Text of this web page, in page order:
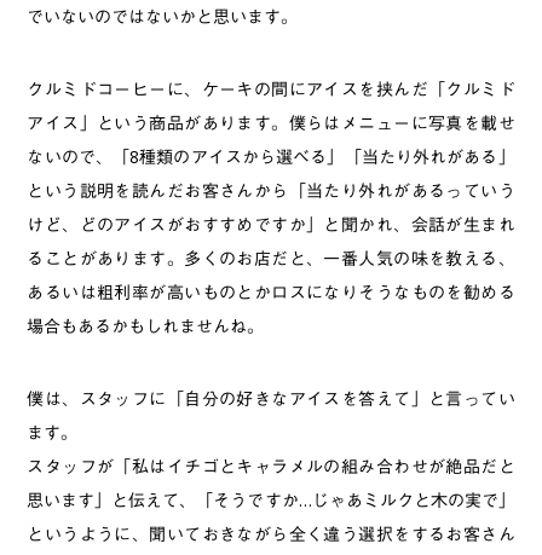
でいないのではないかと思います。
クルミドコーヒーに、ケーキの間にアイスを挟んだ「クルミド
アイス」という商品があります。僕らはメニューに写真を載せ
ないので、「8種類のアイスから選べる」「当たり外れがある」
という説明を読んだお客さんから「当たり外れがあるっていう
けど、どのアイスがおすすめですか」と聞かれ、会話が生まれ
ることがあります。多くのお店だと、一番人気の味を教える、
あるいは粗利率が高いものとかロスになりそうなものを勧める
場合もあるかもしれませんね。
僕は、スタッフに「自分の好きなアイスを答えて」と言ってい
ます。
スタッフが「私はイチゴとキャラメルの組み合わせが絶品だと
思います」と伝えて、「そうですか…じゃあミルクと木の実で」
というように、聞いておきながら全く違う選択をするお客さん